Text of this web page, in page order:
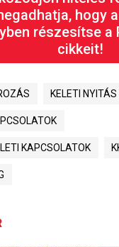
hogy
részesítse a
cikkeit!
KELETI NYITÁS
KAPCSOLATOK